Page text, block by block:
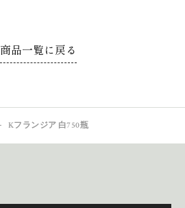
商品一覧に戻る
Kフランジア 白750瓶